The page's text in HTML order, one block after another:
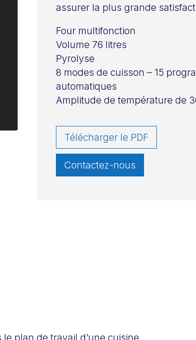
assurer la plus grande
Four multifonction
Volume 76 litres
Pyrolyse
8 modes de cuisson – 15
automatiques
Amplitude de température de
Télécharger le PDF
Contactez-nous
plan de travail d’une cuisine